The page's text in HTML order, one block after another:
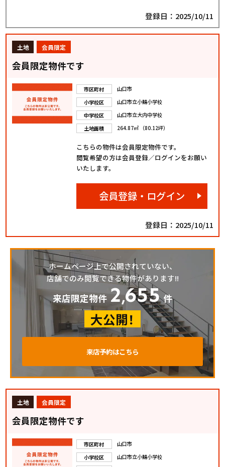
登録日：2025/10/11
土地 会員限定
会員限定物件です
市区町村
山口市
小学校区
山口市立小鯖小学校
中学校区
山口市立大内中学校
土地面積
264.87㎡ （80.12坪）
こちらの物件は会員限定物件です。
閲覧希望の方は会員登録／ログインをお願い
いたします。
会員登録・ログイン
登録日：2025/10/11
ホームページ上で公開されていない、
店舗でのみ閲覧できる物件があります!!
来店限定物件 2,655 件
大公開！
来店予約はこちら
土地 会員限定
会員限定物件です
市区町村
山口市
小学校区
山口市立小鯖小学校